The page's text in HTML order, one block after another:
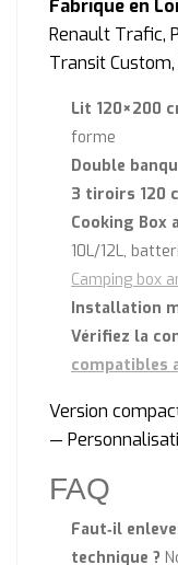
Fabriqué en
Renault Trafic,
Transit
Lit 120×200
forme
Double
3 tiroirs 120
Cooking Box
10L/12L,
Camping box
Installation
Vérifiez la
compatibles
Version
—
FAQ
Faut‑il
technique ?